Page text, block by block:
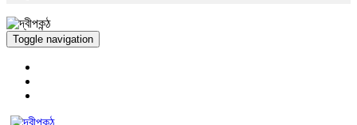
Toggle navigation